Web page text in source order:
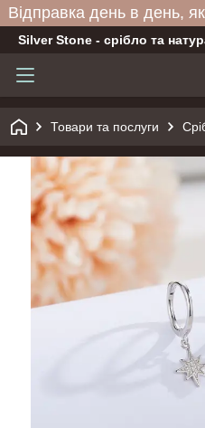
Відправка день в день,
Silver Stone - срібло та
Товари та послуги